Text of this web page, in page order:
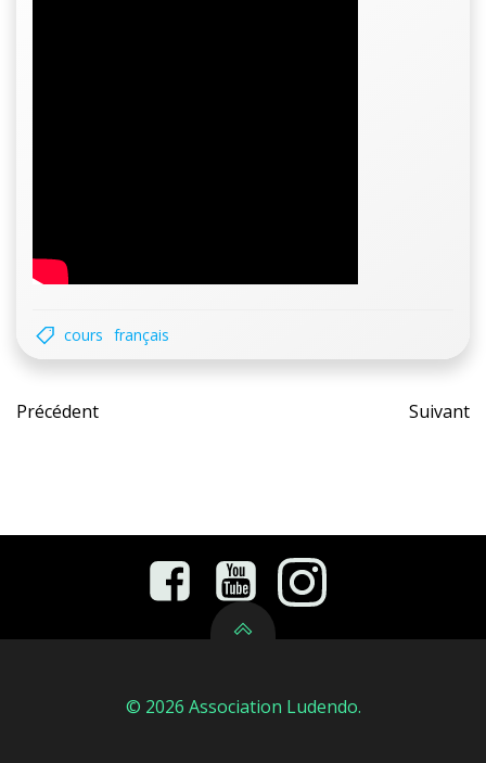
cours français
Post
Précédent Suivant
© 2026 Association Ludendo.